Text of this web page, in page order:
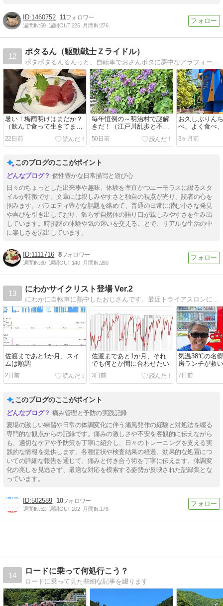
1460752 11
週間IN:69 週間OUT:225 月間IN:276
12
ポタるん（駆動戦士Ｚライドル）
ポタポタるんるんっと、自転車でおさんポタに夢中なアラフォーとーちゃん日記 楽しく健康にをモットーに自転車の魅力とポタるん日記を綴っていきます。
暑い！梅雨明けはまだか？
（飲んで食って生きてます
よｗ）
22日前
毎年恒例の～明治村で謎解
きだ！（江戸川乱歩と不可
解な残像）
50日前
お久しぶりん
べ、よく食べ
みました♪
3ヶ月前
このブログのここがポイント
個性豊かな日常描写と遊び心
日々のちょっとした出来事や趣味、体験を率直かつユーモラスに綴るスタ
イルが特徴です。文章には親しみやすさと独自の視点が光り、読者の心を
掴みます。バラエティ豊かな話題を絡めて、普通の日常に潜む小さな発見
や喜びを引き出しており、飾らず自然体の語り口が親しみやすさを生み出
しています。時折謎の体験や気の迷いを交えることで、リアルな生活の中
に楽しさを演出しています。
1111716 8
週間IN:60 週間OUT:140 月間IN:280
13
にわかサイクリスト登場 Ver.2
にわかに自転車に熱中したおじさんです。最近トライアスロンにはまり、時々MTBで里山を走ったり、サイクリング、うどんの話をアップしていきます。
佐渡まであと1か月、スイ
ムは順調
2日前
佐渡まであと1か月、それ
でも何とか間に合わせたい
3日前
気温38℃の名
房ランチが救
7日前
このブログのここがポイント
痛み管理と予防の実践記録
夏場の激しい練習や日常の体調変化に伴う痛風発作の経験と対処法を綴る
専門的な観点からの記録です。痛みの激しさや不安を客観的に伝えながら
も、適切なケアや予防策を丁寧に紹介し、日々のトレーニングを支える実
践的な情報を提供します。各種症状や検査結果の経過、効果的な処置につ
いての詳細な報告を通じて、痛みと付き合う術を丁寧に伝えます。体調変
化の兆しを見逃さず、最適な対応を模索する姿勢が反映された記録集とな
っています。
502589 10
週間IN:52 週間OUT:202 月間IN:178
14
ロードに乗って何処行こう？
ロードに乗って見た些細な記事を綴ります